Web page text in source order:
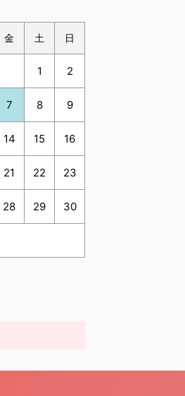
金 土 日
1 2
7 8 9
14 15 16
21 22 23
28 29 30